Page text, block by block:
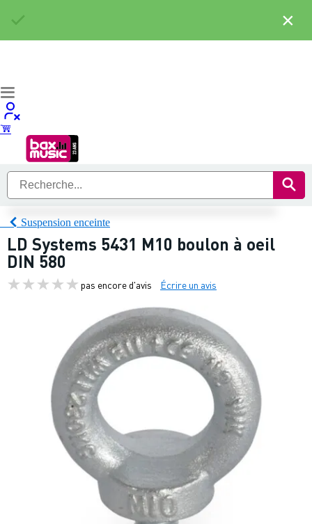
Suspension enceinte
LD Systems 5431 M10 boulon à oeil
DIN 580
pas encore d'avis Écrire un avis
×